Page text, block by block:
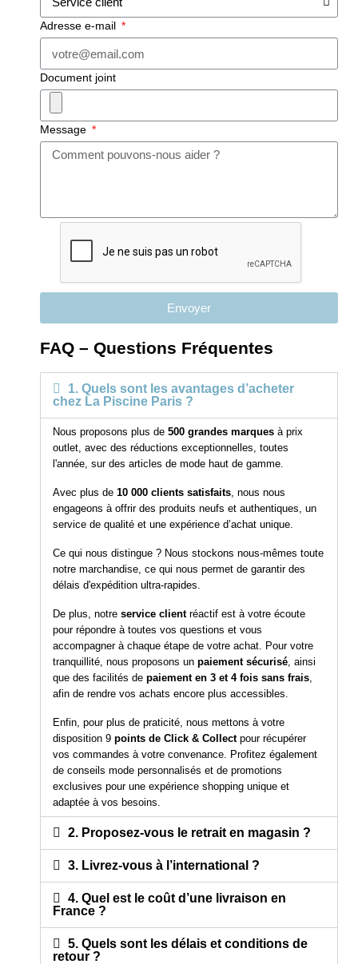
Adresse e-mail
Document joint
Message
Envoyer
FAQ – Questions Fréquentes
1. Quels sont les avantages d’acheter
chez La Piscine Paris ?
Nous proposons plus de 500 grandes marques à prix
outlet, avec des réductions exceptionnelles, toutes
l'année, sur des articles de mode haut de gamme.
Avec plus de 10 000 clients satisfaits, nous nous
engageons à offrir des produits neufs et authentiques, un
service de qualité et une expérience d’achat unique.
Ce qui nous distingue ? Nous stockons nous-mêmes toute
notre marchandise, ce qui nous permet de garantir des
délais d'expédition ultra-rapides.
De plus, notre service clientréactif est à votre écoute
pour répondre à toutes vos questions et vous
accompagner à chaque étape de votre achat. Pour votre
tranquillité, nous proposons un paiement sécurisé, ainsi
que des facilités de paiement en 3 et 4 fois sans frais,
afin de rendre vos achats encore plus accessibles.
Enfin, pour plus de praticité, nous mettons à votre
disposition 9 points de Click & Collectpour récupérer
vos commandes à votre convenance. Profitez également
de conseils mode personnalisés et de promotions
exclusives pour une expérience shopping unique et
adaptée à vos besoins.
2. Proposez-vous le retrait en magasin ?
3. Livrez-vous à l’international ?
4. Quel est le coût d’une livraison en
France ?
5. Quels sont les délais et conditions de
retour ?